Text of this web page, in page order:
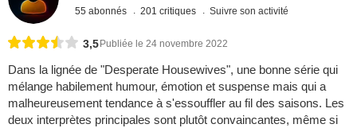
55 abonnés 201 critiques Suivre son activité
3,5 Publiée le 24 novembre 2022
Dans la lignée de "Desperate Housewives", une bonne série qui
mélange habilement humour, émotion et suspense mais qui a
malheureusement tendance à s'essouffler au fil des saisons. Les
deux interprètes principales sont plutôt convaincantes, même si